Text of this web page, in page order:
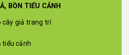
BỒN TIỂU CẢNH
cây giả trang trí
tiểu cảnh